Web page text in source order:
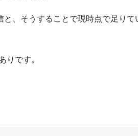
、そうすることで現時点で足り
りです。